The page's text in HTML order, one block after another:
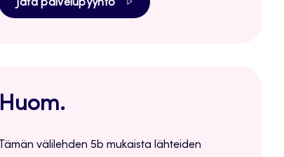
Jätä palvelupyyntö
Huom.
Tämän välilehden 5b mukaista lähteiden